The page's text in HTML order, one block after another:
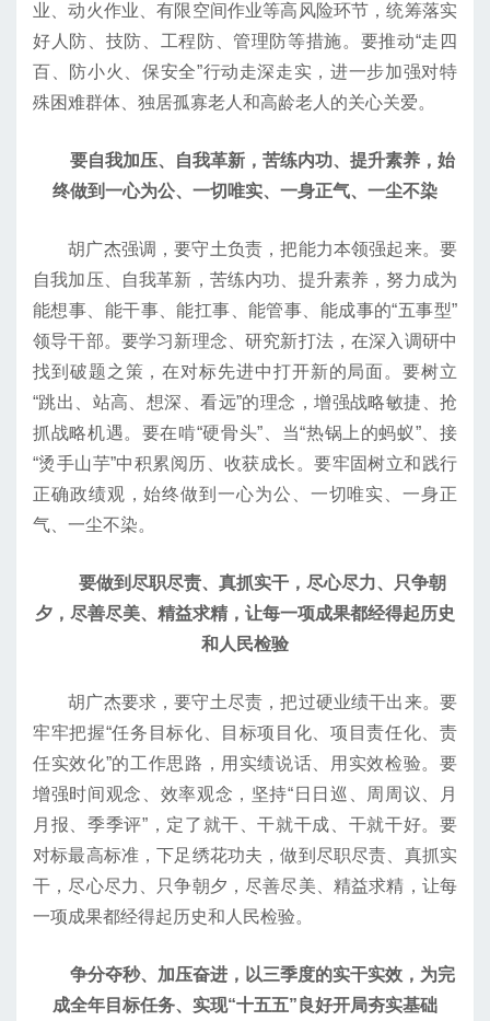
业、动火作业、有限空间作业等高风险环节，统筹落实
好人防、技防、工程防、管理防等措施。要推动“走四
百、防小火、保安全”行动走深走实，进一步加强对特
殊困难群体、独居孤寡老人和高龄老人的关心关爱。
要自我加压、自我革新，苦练内功、提升素养，始
终做到一心为公、一切唯实、一身正气、一尘不染
胡广杰强调，要守土负责，把能力本领强起来。要
自我加压、自我革新，苦练内功、提升素养，努力成为
能想事、能干事、能扛事、能管事、能成事的“五事型”
领导干部。要学习新理念、研究新打法，在深入调研中
找到破题之策，在对标先进中打开新的局面。要树立
“跳出、站高、想深、看远”的理念，增强战略敏捷、抢
抓战略机遇。要在啃“硬骨头”、当“热锅上的蚂蚁”、接
“烫手山芋”中积累阅历、收获成长。要牢固树立和践行
正确政绩观，始终做到一心为公、一切唯实、一身正
气、一尘不染。
要做到尽职尽责、真抓实干，尽心尽力、只争朝
夕，尽善尽美、精益求精，让每一项成果都经得起历史
和人民检验
胡广杰要求，要守土尽责，把过硬业绩干出来。要
牢牢把握“任务目标化、目标项目化、项目责任化、责
任实效化”的工作思路，用实绩说话、用实效检验。要
增强时间观念、效率观念，坚持“日日巡、周周议、月
月报、季季评”，定了就干、干就干成、干就干好。要
对标最高标准，下足绣花功夫，做到尽职尽责、真抓实
干，尽心尽力、只争朝夕，尽善尽美、精益求精，让每
一项成果都经得起历史和人民检验。
争分夺秒、加压奋进，以三季度的实干实效，为完
成全年目标任务、实现“十五五”良好开局夯实基础